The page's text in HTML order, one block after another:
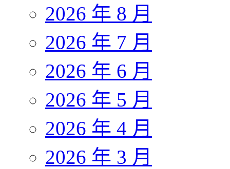
2026 年 8 月
2026 年 7 月
2026 年 6 月
2026 年 5 月
2026 年 4 月
2026 年 3 月